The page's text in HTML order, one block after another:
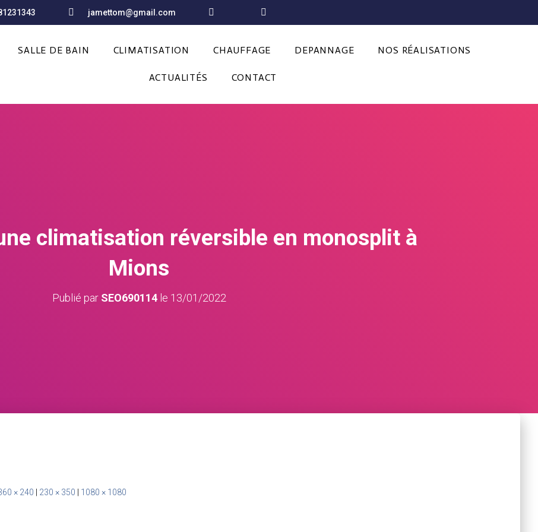
jamettom@gmail.com
SALLE DE BAIN CLIMATISATION CHAUFFAGE DEPANNAGE NOS RÉALISATIONS
ACTUALITÉS CONTACT
climatisation réversible en monosplit à
Mions
Publié par SEO690114le 13/01/2022
× 240 230 × 350 1080 × 1080